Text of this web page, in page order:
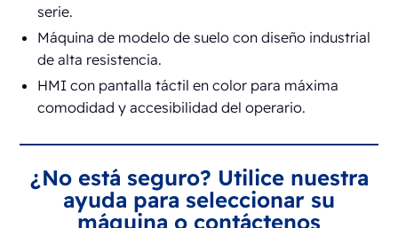
serie.
Máquina de modelo de suelo con diseño industrial
de alta resistencia.
HMI con pantalla táctil en color para máxima
comodidad y accesibilidad del operario.
¿No está seguro? Utilice nuestra
ayuda para seleccionar su
máquina o contáctenos